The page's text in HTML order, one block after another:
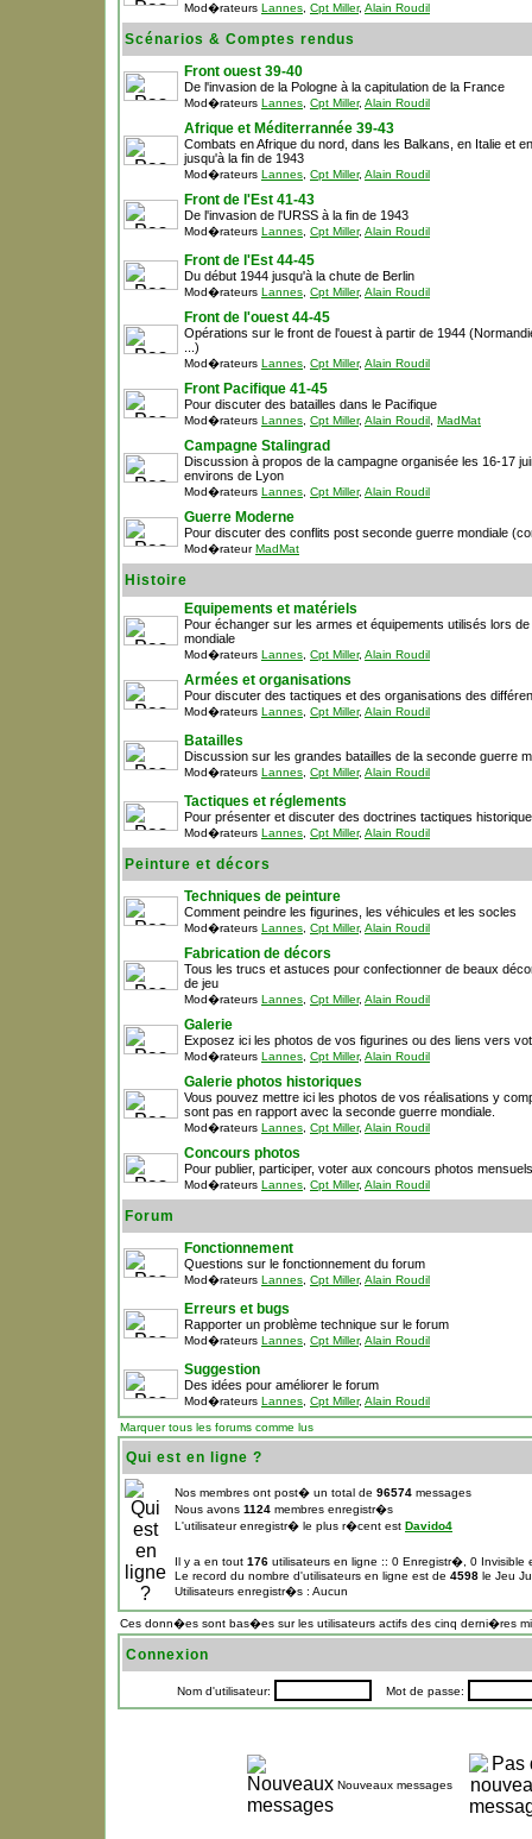
Mod�rateurs Lannes Cpt Miller, Alain Roudil
Scénarios & Comptes rendus
Front ouest 39-40
De l'invasion de la Pologne à la capitulation de la France
Mod�rateurs Lannes Cpt Miller, Alain Roudil
Afrique et Méditerrannée 39-43
Combats en Afrique du nord, dans les Balkans, en Italie et
jusqu'à la fin de 1943
Mod�rateurs Lannes Cpt Miller, Alain Roudil
Front de l'Est 41-43
De l'invasion de l'URSS à la fin de 1943
Mod�rateurs Lannes Cpt Miller, Alain Roudil
Front de l'Est 44-45
Du début 1944 jusqu'à la chute de Berlin
Mod�rateurs Lannes Cpt Miller, Alain Roudil
Front de l'ouest 44-45
Opérations sur le front de l'ouest à partir de 1944
...)
Mod�rateurs Lannes Cpt Miller, Alain Roudil
Front Pacifique 41-45
Pour discuter des batailles dans le Pacifique
Mod�rateurs Lannes Cpt Miller, Alain Roudil MadMat
Campagne Stalingrad
Discussion à propos de la campagne organisée les 16-17
environs de Lyon
Mod�rateurs Lannes Cpt Miller, Alain Roudil
Guerre Moderne
Pour discuter des conflits post seconde guerre mondiale
Mod�rateurMadMat
Histoire
Equipements et matériels
Pour échanger sur les armes et équipements utilisés lors
mondiale
Mod�rateurs Lannes Cpt Miller, Alain Roudil
Armées et organisations
Pour discuter des tactiques et des organisations des
Mod�rateurs Lannes Cpt Miller, Alain Roudil
Batailles
Discussion sur les grandes batailles de la seconde guerre
Mod�rateurs Lannes Cpt Miller, Alain Roudil
Tactiques et réglements
Pour présenter et discuter des doctrines tactiques
Mod�rateurs Lannes Cpt Miller, Alain Roudil
Peinture et décors
Techniques de peinture
Comment peindre les figurines, les véhicules et les socles
Mod�rateurs Lannes Cpt Miller, Alain Roudil
Fabrication de décors
Tous les trucs et astuces pour confectionner de beaux
de jeu
Mod�rateurs Lannes Cpt Miller, Alain Roudil
Galerie
Exposez ici les photos de vos figurines ou des liens vers
Mod�rateurs Lannes Cpt Miller, Alain Roudil
Galerie photos historiques
Vous pouvez mettre ici les photos de vos réalisations y
sont pas en rapport avec la seconde guerre mondiale.
Mod�rateurs Lannes Cpt Miller, Alain Roudil
Concours photos
Pour publier, participer, voter aux concours photos mensuels
Mod�rateurs Lannes Cpt Miller, Alain Roudil
Forum
Fonctionnement
Questions sur le fonctionnement du forum
Mod�rateurs Lannes Cpt Miller, Alain Roudil
Erreurs et bugs
Rapporter un problème technique sur le forum
Mod�rateurs Lannes Cpt Miller, Alain Roudil
Suggestion
Des idées pour améliorer le forum
Mod�rateurs Lannes Cpt Miller, Alain Roudil
Marquer tous les forums comme lus
Qui est en ligne ?
Nos membres ont post� un total de 96574 messages
Nous avons 1124 membres enregistr�s
L'utilisateur enregistr� le plus r�cent est Davido4
Il y a en tout 176 utilisateurs en ligne :: 0 Enregistr�, 0
Le record du nombre d'utilisateurs en ligne est de 4598 le Jeu
Utilisateurs enregistr�s : Aucun
Ces donn�es sont bas�es sur les utilisateurs actifs des cinq derni�res
Connexion
Nom d'utilisateur: Mot de passe:
Nouveaux messages